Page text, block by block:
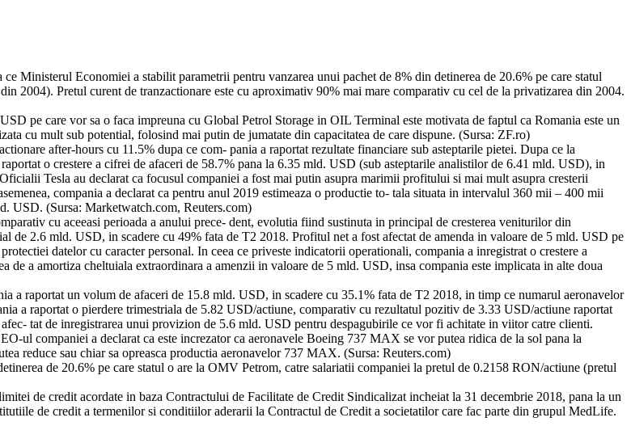
Ministerul Economiei a stabilit parametrii pentru vanzarea unui pachet de 8% din detinerea de 20.6% pe care statul
2004). Pretul curent de tranzactionare este cu aproximativ 90% mai mare comparativ cu cel de la privatizarea din 2004.
pe care vor sa o faca impreuna cu Global Petrol Storage in OIL Terminal este motivata de faptul ca Romania este un
cu mult sub potential, folosind mai putin de jumatate din capacitatea de care dispune. (Sursa: ZF.ro)
after-hours cu 11.5% dupa ce com- pania a raportat rezultate financiare sub asteptarile pietei. Dupa ce la
o crestere a cifrei de afaceri de 58.7% pana la 6.35 mld. USD (sub asteptarile analistilor de 6.41 mld. USD), in
Tesla au declarat ca focusul companiei a fost mai putin asupra marimii profitului si mai mult asupra cresterii
compania a declarat ca pentru anul 2019 estimeaza o productie to- tala situata in intervalul 360 mii – 400 mii
USD. (Sursa: Marketwatch.com, Reuters.com)
cu aceeasi perioada a anului prece- dent, evolutia fiind sustinuta in principal de cresterea veniturilor din
de 2.6 mld. USD, in scadere cu 49% fata de T2 2018. Profitul net a fost afectat de amenda in valoare de 5 mld. USD pe
datelor cu caracter personal. In ceea ce priveste indicatorii operationali, compania a inregistrat o crestere a
a amortiza cheltuiala extraordinara a amenzii in valoare de 5 mld. USD, insa compania este implicata in alte doua
a raportat un volum de afaceri de 15.8 mld. USD, in scadere cu 35.1% fata de T2 2018, in timp ce numarul aeronavelor
a raportat o pierdere trimestriala de 5.82 USD/actiune, comparativ cu rezultatul pozitiv de 3.33 USD/actiune raportat
tat de inregistrarea unui provizion de 5.6 mld. USD pentru despagubirile ce vor fi achitate in viitor catre clienti.
ul companiei a declarat ca este increzator ca aeronavele Boeing 737 MAX se vor putea ridica de la sol pana la
reduce sau chiar sa opreasca productia aeronavelor 737 MAX. (Sursa: Reuters.com)
de 20.6% pe care statul o are la OMV Petrom, catre salariatii companiei la pretul de 0.2158 RON/actiune (pretul
de credit acordate in baza Contractului de Facilitate de Credit Sindicalizat incheiat la 31 decembrie 2018, pana la un
de credit a termenilor si conditiilor aderarii la Contractul de Credit a societatilor care fac parte din grupul MedLife.